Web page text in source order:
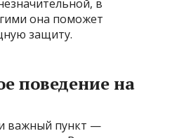
в
она поможет
защиту.
поведение на
важный пункт —